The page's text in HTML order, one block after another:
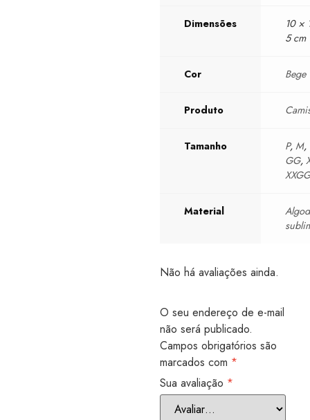
Dimensões
10 ×
5 cm
Cor Bege
Produto
Tamanho P,M,
GG,
Material
Não há avaliações ainda.
O seu endereço de e-mail
não será publicado.
Campos obrigatórios são
marcados com *
Sua avaliação *